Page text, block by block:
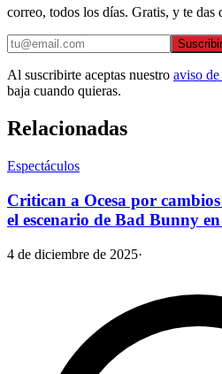
correo, todos los días. Gratis, y te das
Al suscribirte aceptas nuestro aviso
baja cuando quieras.
Relacionadas
Espectáculos
Critican a Ocesa por
el escenario de Bad Bunny
4 de diciembre de 2025·